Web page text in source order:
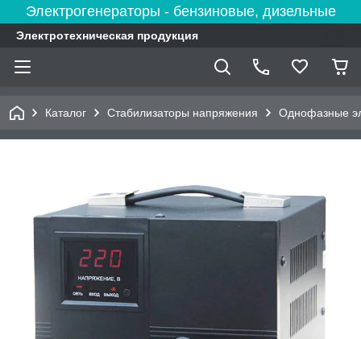
Электрогенераторы - бензиновые, дизельные
Электротехническая продукция
Каталог Стабилизаторы напряжения Однофазные